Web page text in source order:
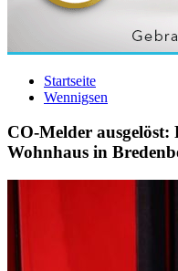
Startseite
Wennigsen
CO-Melder
Wohnhaus in